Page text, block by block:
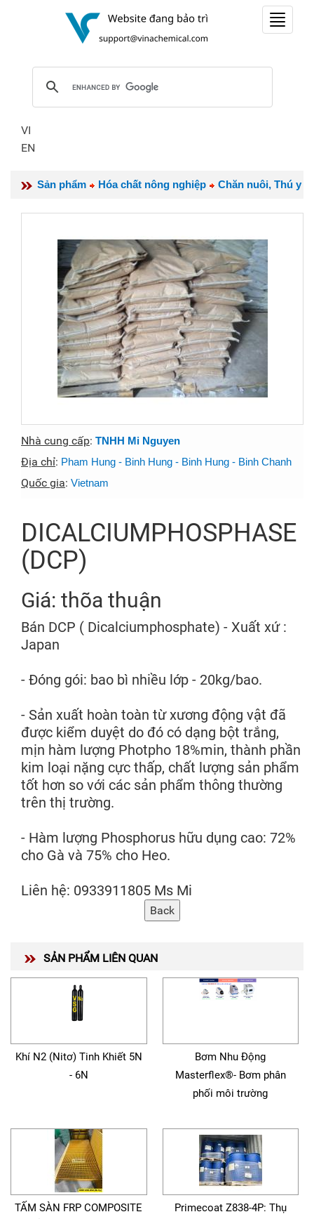
Toggle
VI
EN
Sản phẩm Hóa chất nông nghiệp Chăn nuôi, Thú y
Nhà cung cấp: TNHH Mi Nguyen
Địa chỉ: Pham Hung - Binh Hung - Binh Hung - Binh Chanh
Quốc gia: Vietnam
DICALCIUMPHOSPHASE
(DCP)
Giá: thõa thuận
Bán DCP ( Dicalciumphosphate) - Xuất xứ :
Japan
- Đóng gói: bao bì nhiều lớp - 20kg/bao.
- Sản xuất hoàn toàn từ xương động vật đã
được kiểm duyệt do đó có dạng bột trắng,
mịn hàm lượng Photpho 18%min, thành phần
kim loại nặng cực thấp, chất lượng sản phẩm
tốt hơn so với các sản phẩm thông thường
trên thị trường.
- Hàm lượng Phosphorus hữu dụng cao: 72%
cho Gà và 75% cho Heo.
Liên hệ: 0933911805 Ms Mi
SẢN PHẨM LIÊN QUAN
Khí N2 (Nitơ) Tinh Khiết 5N
- 6N
Bơm Nhu Động
Masterflex®- Bơm phân
phối môi trường
TẤM SÀN FRP COMPOSITE
Primecoat Z838-4P: Thụ